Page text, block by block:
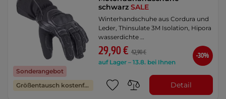
Sonderangebot
Größentausch kostenfrei
schwarzSALE
Winterhandschuhe aus Cordura und
Leder, Thinsulate 3M Isolation, Hipora
wasserdichte …
29,90 € 42,90 €
auf Lager – 13.8. bei Ihnen
-30%
Detail